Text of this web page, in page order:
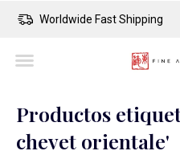
Worldwide Fast Shipping
Productos
chevet orientale'